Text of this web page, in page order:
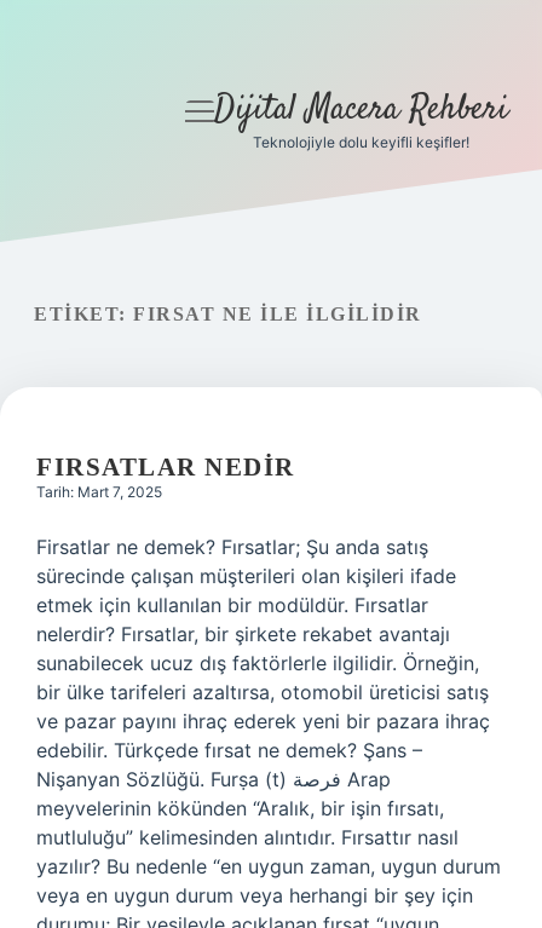
Gizlilik Politikası
menüyü
Dijital Macera Rehberi
Teknolojiyle dolu keyifli keşifler!
ETIKET: FIRSAT NE ILE ILGILIDIR
FIRSATLAR NEDIR
Tarih: Mart 7, 2025
Firsatlar ne demek? Fırsatlar; Şu anda satış
sürecinde çalışan müşterileri olan kişileri ifade
etmek için kullanılan bir modüldür. Fırsatlar
nelerdir? Fırsatlar, bir şirkete rekabet avantajı
sunabilecek ucuz dış faktörlerle ilgilidir. Örneğin,
bir ülke tarifeleri azaltırsa, otomobil üreticisi satış
ve pazar payını ihraç ederek yeni bir pazara ihraç
edebilir. Türkçede fırsat ne demek? Şans –
Nişanyan Sözlüğü. Furṣa (t) فرصة Arap
meyvelerinin kökünden “Aralık, bir işin fırsatı,
mutluluğu” kelimesinden alıntıdır. Fırsattır nasıl
yazılır? Bu nedenle “en uygun zaman, uygun durum
veya en uygun durum veya herhangi bir şey için